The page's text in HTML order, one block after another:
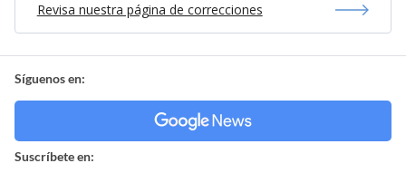
Revisa nuestra página de correcciones
Síguenos en:
Suscríbete en: